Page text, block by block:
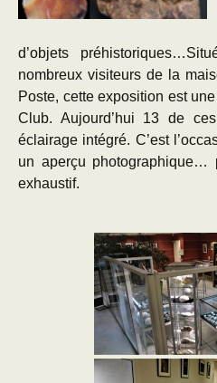
d’objets
nombreux visiteurs de la
Poste, cette exposition est
Club. Aujourd’hui 13 de
éclairage intégré. C’est
un aperçu photographique…
exhaustif.